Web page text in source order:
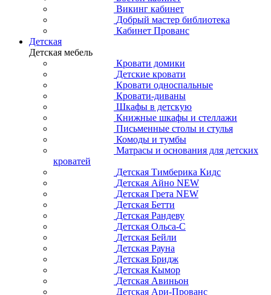
Викинг кабинет
Добрый мастер библиотека
Кабинет Прованс
Детская
Детская мебель
Кровати домики
Детские кровати
Кровати односпальные
Кровати-диваны
Шкафы в детскую
Книжные шкафы и стеллажи
Письменные столы и стулья
Комоды и тумбы
Матрасы и основания для детских
кроватей
Детская Тимберика Кидс
Детская Айно NEW
Детская Грета NEW
Детская Бетти
Детская Рандеву
Детская Ольса-С
Детская Бейли
Детская Рауна
Детская Бридж
Детская Кымор
Детская Авиньон
Детская Ари-Прованс